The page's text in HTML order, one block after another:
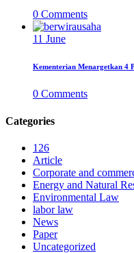
0 Comments
11 June
Kementerian Menargetkan 4
0 Comments
Categories
126
Article
Corporate and
Energy and Natural
Environmental Law
labor law
News
Paper
Uncategorized